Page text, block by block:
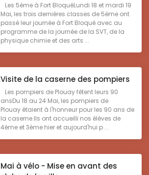
Les 5ème à Fort BloquéLundi 18 et mardi 19
Mai, les trois dernières classes de 5ème ont
passé leur journée à Fort Bloqué avec au
programme de la journée de la SVT, de la
physique chimie et des arts ...
Visite de la caserne des pompiers
Les pompiers de Plouay fêtent leurs 90
ansDu 18 au 24 Mai, les pompiers de
Plouay étaient à l'honneur pour les 90 ans de
la caserne.Ils ont accueilli nos élèves de
4ème et 3ème hier et aujourd'hui p ...
Mai à vélo - Mise en avant des